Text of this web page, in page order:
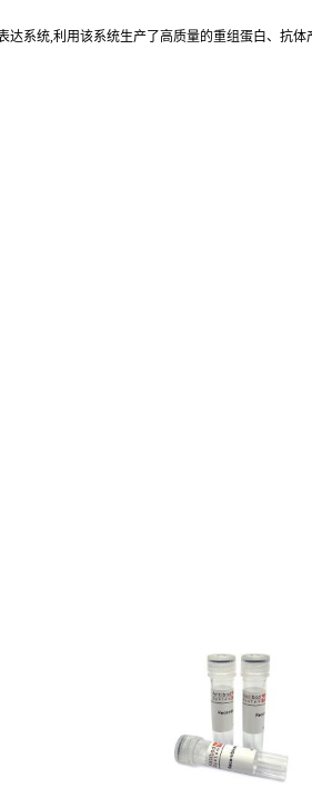
达系统,利用该系统生产了高质量的重组蛋白、抗